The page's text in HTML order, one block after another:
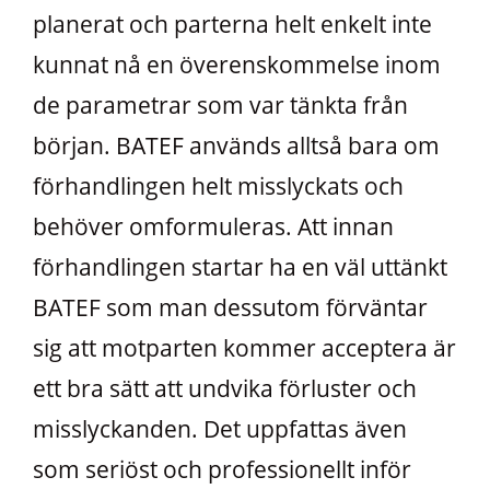
planerat och parterna helt enkelt inte
kunnat nå en överenskommelse inom
de parametrar som var tänkta från
början. BATEF används alltså bara om
förhandlingen helt misslyckats och
behöver omformuleras. Att innan
förhandlingen startar ha en väl uttänkt
BATEF som man dessutom förväntar
sig att motparten kommer acceptera är
ett bra sätt att undvika förluster och
misslyckanden. Det uppfattas även
som seriöst och professionellt inför